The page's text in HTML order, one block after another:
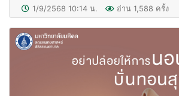
1/9/2568 10:14 น. อ่าน 1,588 ครั้ง